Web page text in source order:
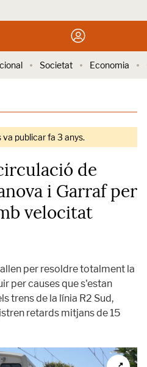
Societat Economia
publicar fa 3 anys.
de
i Garraf per
velocitat
per resoldre totalment la
per causes que s'estan
trens de la línia R2 Sud,
retards mitjans de 15